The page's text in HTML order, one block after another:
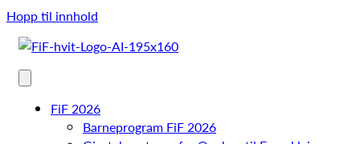
Hopp til innhold
FiF 2026
Barneprogram FiF 2026